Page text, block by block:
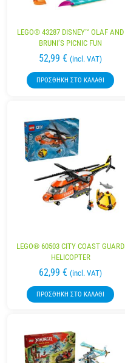
LEGO® 43287 DISNEY™ OLAF AND
BRUNI’S PICNIC FUN
52,99 € (incl. VAT)
ΠΡΟΣΘΉΚΗ ΣΤΟ ΚΑΛΆΘΙ
LEGO® 60503 CITY COAST GUARD
HELICOPTER
62,99 € (incl. VAT)
ΠΡΟΣΘΉΚΗ ΣΤΟ ΚΑΛΆΘΙ